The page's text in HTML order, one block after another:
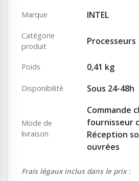
Marque INTEL
Catégorie
produit
Processeurs
Poids 0,41 kg
Disponibilité Sous 24-48h
Mode de
livraison
Commande
fournisseur
Réception
ouvrées
Frais légaux inclus dans le prix :